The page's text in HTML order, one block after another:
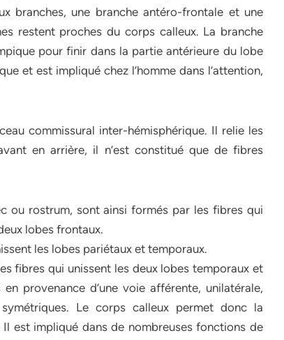
branches, une branche antéro-frontale et une
restent proches du corps calleux. La branche
pour finir dans la partie antérieure du lobe
et est impliqué chez l’homme dans l’attention,
commissural inter-hémisphérique. Il relie les
en arrière, il n’est constitué que de fibres
ou rostrum, sont ainsi formés par les fibres qui
lobes frontaux.
les lobes pariétaux et temporaux.
fibres qui unissent les deux lobes temporaux et
provenance d’une voie afférente, unilatérale,
Le corps calleux permet donc la
Il est impliqué dans de nombreuses fonctions de